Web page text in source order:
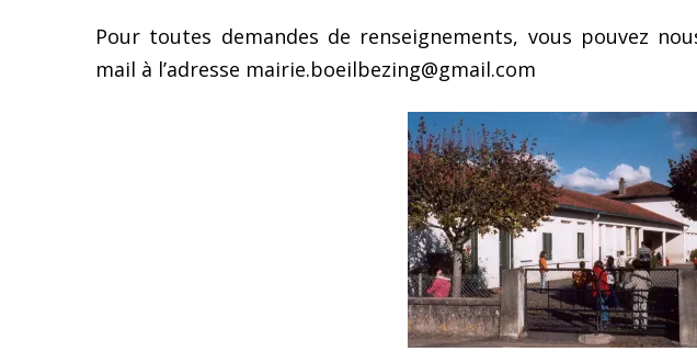
Pour toutes demandes de renseignements, vous pouvez
mail à l’adresse mairie.boeilbezing@gmail.com